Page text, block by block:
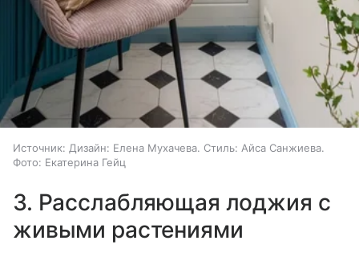
Источник: Дизайн: Елена Мухачева. Стиль: Айса Санжиева.
Фото: Екатерина Гейц
3. Расслабляющая лоджия с
живыми растениями